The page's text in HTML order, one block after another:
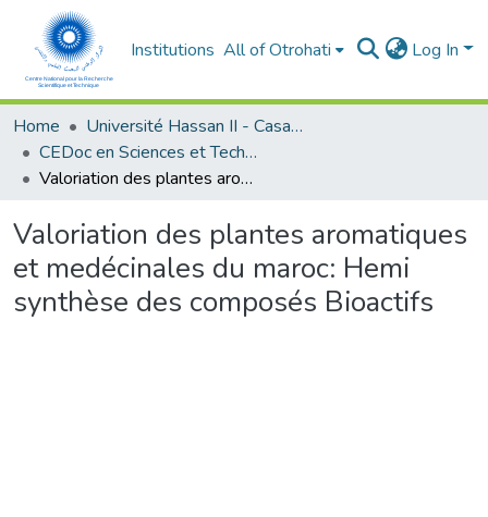
Institutions All of Otrohati Log In
Home
Université Hassan II - Casablanca
CEDoc en Sciences et Techniques et Sciences Médicales (CED -STSM)
Valoriation des plantes aromatiques et medécinales du maroc: Hemi synthèse des composés Bioactifs
Valoriation des plantes aromatiques
et medécinales du maroc: Hemi
synthèse des composés Bioactifs